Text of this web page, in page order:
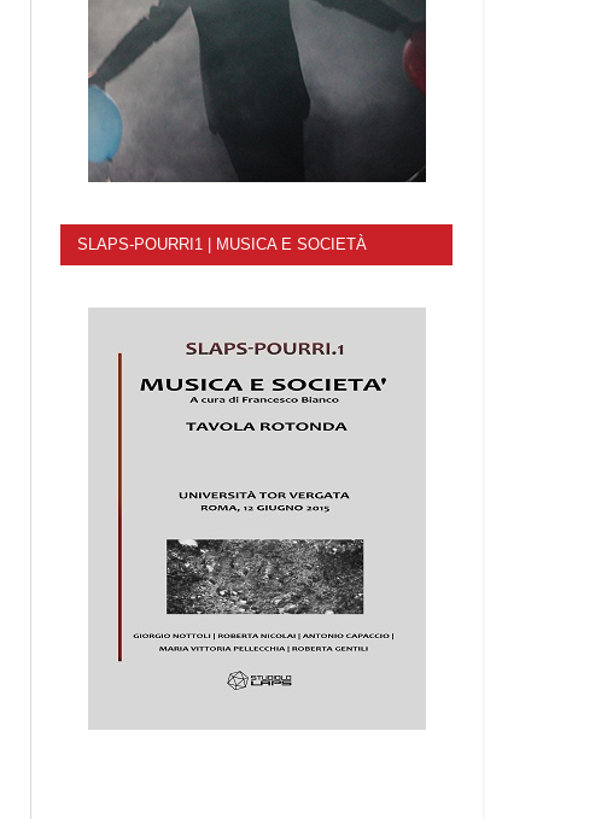
SLAPS-POURRI1 | MUSICA E SOCIETÀ